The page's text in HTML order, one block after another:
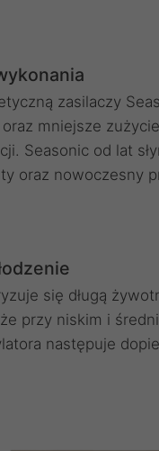
zasilaczy
mniejsze
Seasonic od lat
oraz nowoczesny
się długą
przy niskim i
następuje